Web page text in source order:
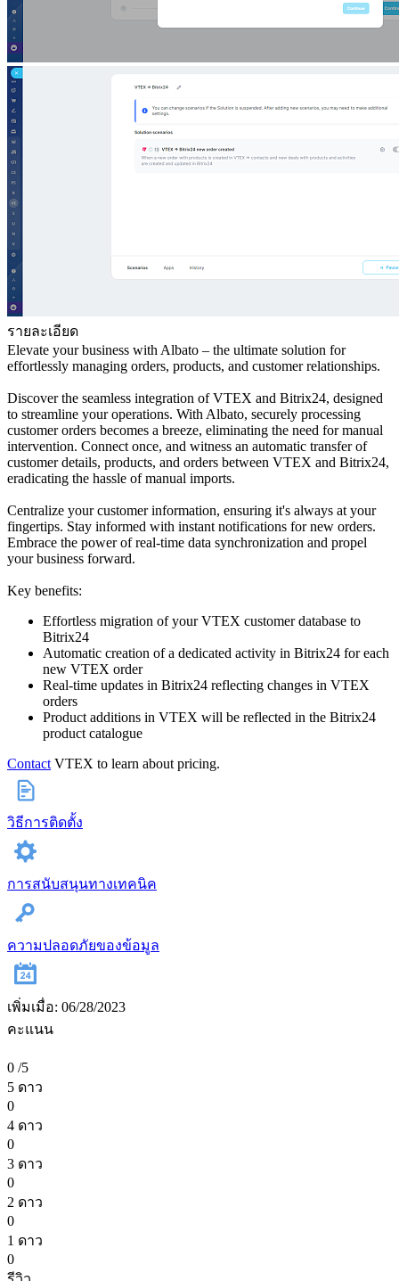
รายละเอียด
Elevate your business with Albato – the ultimate solution for
effortlessly managing orders, products, and customer relationships.
Discover the seamless integration of VTEX and Bitrix24, designed
to streamline your operations. With Albato, securely processing
customer orders becomes a breeze, eliminating the need for manual
intervention. Connect once, and witness an automatic transfer of
customer details, products, and orders between VTEX and Bitrix24,
eradicating the hassle of manual imports.
Centralize your customer information, ensuring it's always at your
fingertips. Stay informed with instant notifications for new orders.
Embrace the power of real-time data synchronization and propel
your business forward.
Key benefits:
Effortless migration of your VTEX customer database to
Bitrix24
Automatic creation of a dedicated activity in Bitrix24 for each
new VTEX order
Real-time updates in Bitrix24 reflecting changes in VTEX
orders
Product additions in VTEX will be reflected in the Bitrix24
product catalogue
ContactVTEX to learn about pricing.
วิธีการติดตั้ง
การสนับสนุนทางเทคนิค
ความปลอดภัยของข้อมูล
เพิ่มเมื่อ: 06/28/2023
คะแนน
0 /5
5 ดาว
0
4 ดาว
0
3 ดาว
0
2 ดาว
0
1 ดาว
0